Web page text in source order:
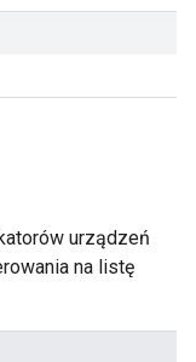
urządzeń
na listę